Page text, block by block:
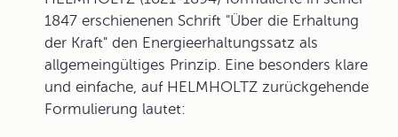
1847 erschienenen Schrift "Über die Erhaltung
der Kraft" den Energieerhaltungssatz als
allgemeingültiges Prinzip. Eine besonders klare
und einfache, auf HELMHOLTZ zurückgehende
Formulierung lautet: